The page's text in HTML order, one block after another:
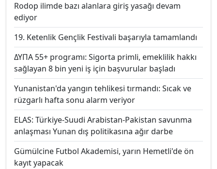
Rodop ilimde bazı alanlara giriş yasağı devam
ediyor
19. Ketenlik Gençlik Festivali başarıyla tamamlandı
ΔΥΠΑ 55+ programı: Sigorta primli, emeklilik hakkı
sağlayan 8 bin yeni iş için başvurular başladı
Yunanistan'da yangın tehlikesi tırmandı: Sıcak ve
rüzgarlı hafta sonu alarm veriyor
ELAS: Türkiye-Suudi Arabistan-Pakistan savunma
anlaşması Yunan dış politikasına ağır darbe
Gümülcine Futbol Akademisi, yarın Hemetli'de ön
kayıt yapacak